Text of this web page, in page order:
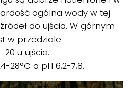
ogólna wody w tej
do ujścia. W górnym
w przedziale
u ujścia.
28°C a pH 6,2-7,8.